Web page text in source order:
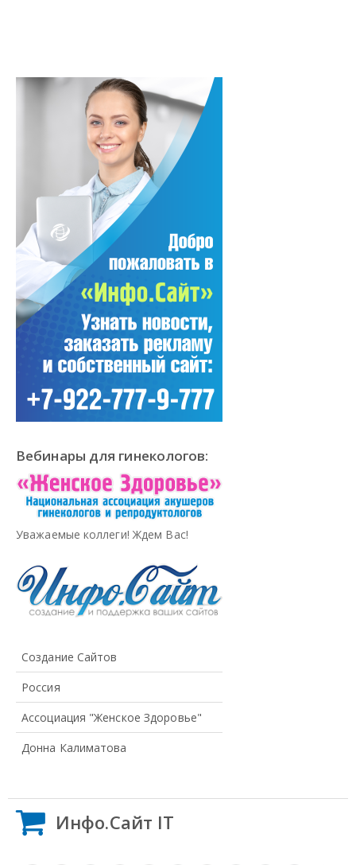
Вебинары для гинекологов:
Уважаемые коллеги! Ждем Вас!
Создание Сайтов
Россия
Ассоциация "Женское Здоровье"
Донна Калиматова
Инфо.Сайт IT